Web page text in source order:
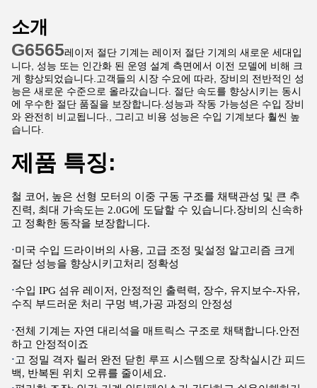
소개
G6565레이저 절단 기계는 레이저 절단 기계의 새로운 세대입
니다, 성능 또는 인간화 된 운영 설계 측면에서 이전 모델에 비해 크
게 향상되었습니다.고객들의 시장 수요에 따라, 장비의 전반적인 성
능은 새로운 수준으로 올라갔습니다. 절단 속도를 향상시키는 동시
에 우수한 절단 품질을 보장합니다.성능과 작동 가능성은 수입 장비
와 완전히 비교됩니다., 그리고 비용 성능은 수입 기계보다 훨씬 높
습니다.
제품 특징:
철 코어, 높은 선형 모터의 이중 구동 구조를 채택관성 및 큰 추
진력, 최대 가속도는 2.0G에 도달할 수 있습니다.장비의 신속하
고 정확한 동작을 보장합니다.
∙미국 수입 드라이버의 사용, 고급 조정 및설정 알고리즘 크게
절단 성능을 향상시키고처리 정확성
∙수입 IPG 섬유 레이저, 안정적인 출력력, 장수, 유지보수-자유,
수직 부드러운 처리 구멍 벽,가공 과정의 안정성
∙전체 기계는 자연 대리석을 매트릭스 구조로 채택합니다.안전
하고 안정적이죠
∙고 정밀 격자 릴러 완전 닫힌 루프 시스템으로 장착실시간 피드
백, 반복된 위치 오류를 줄이세요.